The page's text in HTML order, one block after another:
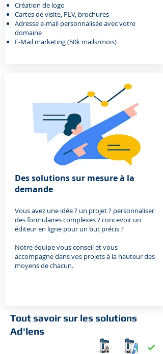
Création de logo
Cartes de visite, PLV, brochures
Adresse e-mail personnalisée avec votre
domaine
E-Mail marketing (50k mails/mois)
Des solutions sur mesure à la
demande
Vous avez une idée ? un projet ? personnaliser
des formulaires complexes ? concevoir un
éditeur en ligne pour un but précis ?
Notre équipe vous conseil et vous
accompagne dans vos projets à la hauteur des
moyens de chacun.
Tout savoir sur les solutions
Ad'lens